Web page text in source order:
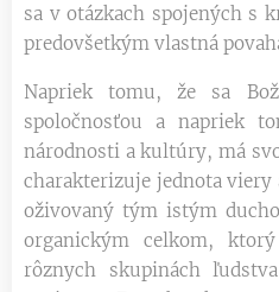
sa v otázkach spojených s
predovšetkým vlastná
Napriek tomu, že sa
spoločnosťou a napriek
národnosti a kultúry, má
charakterizuje jednota
oživovaný tým istým
organickým celkom,
rôznych skupinách